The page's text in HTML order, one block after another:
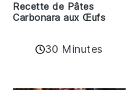
Recette de Pâtes
Carbonara aux Œufs
30 Minutes